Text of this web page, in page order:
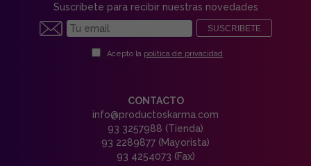
Suscríbete para recibir nuestras novedades
SUSCRIBETE
Acepto la política de privacidad
CONTACTO
info@productoskarma.com
93 3257988 (Tienda)
93 2289877 (Mayorista)
93 4254073 (Fax)